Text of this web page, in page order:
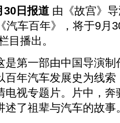
30日报道由《故宫》
汽车百年》，将于9月
目播出。
是第一部由中国导演
百年汽车发展史为线
电视专题片。片中，
述了祖辈与汽车的故事